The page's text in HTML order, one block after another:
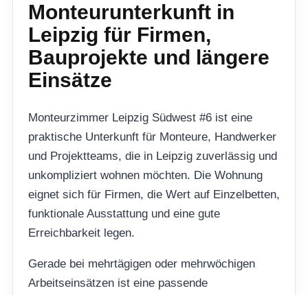
Monteurunterkunft in
Leipzig für Firmen,
Bauprojekte und längere
Einsätze
Monteurzimmer Leipzig Südwest #6 ist eine
praktische Unterkunft für Monteure, Handwerker
und Projektteams, die in Leipzig zuverlässig und
unkompliziert wohnen möchten. Die Wohnung
eignet sich für Firmen, die Wert auf Einzelbetten,
funktionale Ausstattung und eine gute
Erreichbarkeit legen.
Gerade bei mehrtägigen oder mehrwöchigen
Arbeitseinsätzen ist eine passende